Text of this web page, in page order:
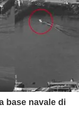
base navale di